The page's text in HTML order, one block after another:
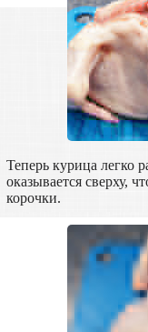
Теперь курица легко
оказывается сверху,
корочки.